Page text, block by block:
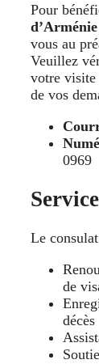
Pour
vous au
Veuillez
votre visite
de vos
0969
Le
de
décès